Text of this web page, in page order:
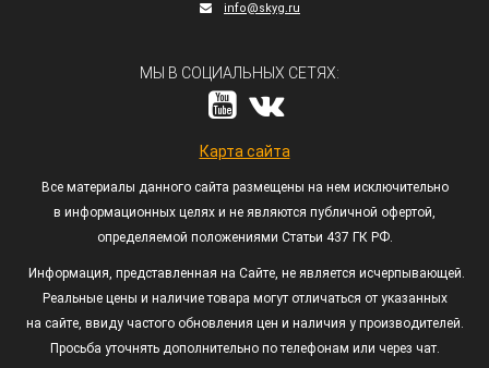
info@skyg.ru
МЫ В СОЦИАЛЬНЫХ СЕТЯХ:
Карта сайта
Все материалы данного сайта размещены на нем исключительно
в информационных целях и не являются публичной офертой,
определяемой положениями Статьи 437 ГК РФ.
Информация, представленная на Сайте, не является исчерпывающей.
Реальные цены и наличие товара могут отличаться от указанных
на сайте, ввиду частого обновления цен и наличия у производителей.
Просьба уточнять дополнительно по телефонам или через чат.